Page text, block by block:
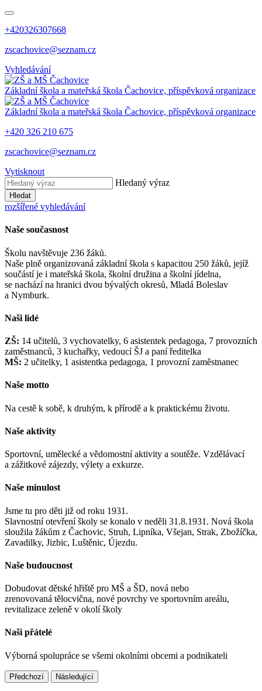
+420326307668
zscachovice@seznam.cz
Vyhledávání
Základní škola a mateřská škola Čachovice, příspěvková organizace
Základní škola a mateřská škola Čachovice, příspěvková organizace
+420 326 210 675
zscachovice@seznam.cz
Vytisknout
Hledaný výraz
Hledat
rozšířené vyhledávání
Naše současnost
Školu navštěvuje 236 žáků.
Naše plně organizovaná základní škola s kapacitou 250 žáků, jejíž
součástí je i mateřská škola, školní družina a školní jídelna,
se nachází na hranici dvou bývalých okresů, Mladá Boleslav
a Nymburk.
Naši lidé
ZŠ: 14 učitelů, 3 vychovatelky, 6 asistentek pedagoga, 7 provozních
zaměstnanců, 3 kuchařky, vedoucí ŠJ a paní ředitelka
MŠ: 2 učitelky, 1 asistentka pedagoga, 1 provozní zaměstnanec
Naše motto
Na cestě k sobě, k druhým, k přírodě a k praktickému životu.
Naše aktivity
Sportovní, umělecké a vědomostní aktivity a soutěže. Vzdělávací
a zážitkové zájezdy, výlety a exkurze.
Naše minulost
Jsme tu pro děti již od roku 1931.
Slavnostní otevření školy se konalo v neděli 31.8.1931. Nová škola
sloužila žákům z Čachovic, Struh, Lipníka, Všejan, Strak, Zbožíčka,
Zavadilky, Jizbic, Luštěnic, Újezdu.
Naše budoucnost
Dobudovat dětské hřiště pro MŠ a ŠD, nová nebo
zrenovovaná tělocvična, nové povrchy ve sportovním areálu,
revitalizace zeleně v okolí školy
Naši přátelé
Výborná spolupráce se všemi okolními obcemi a podnikateli
Předchozí Následující